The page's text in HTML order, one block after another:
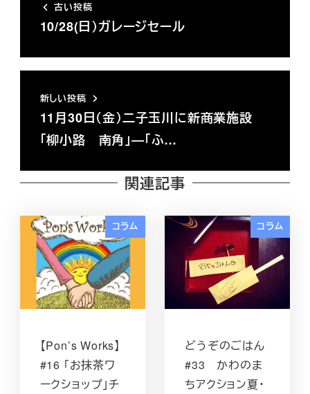
古い投稿
10/28(日）ガレージセール
新しい投稿
11月30日（金）二子玉川に新商業施設
「柳小路 南角」―「ふ…
関連記事
コラム
【Pon’s Works】
#16 「お抹茶ワ
ークショップ」チ
コラム
どうぞのごはん
#33 かわのま
ちアクション夏・